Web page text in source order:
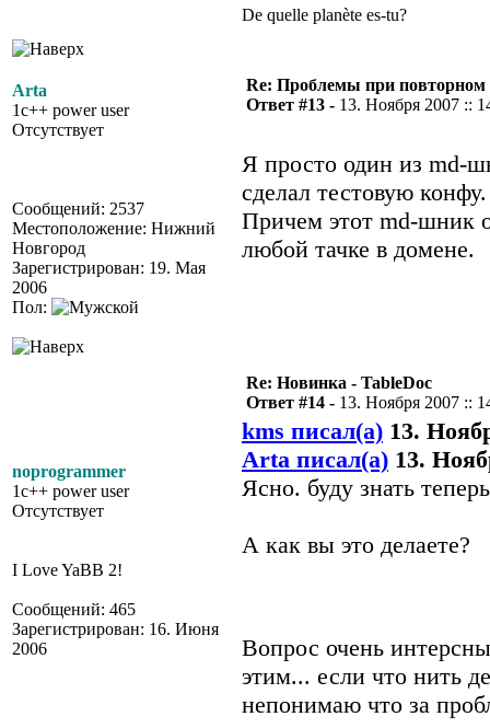
De quelle planète es-tu?
Arta
1c++ power user
Отсутствует
Сообщений: 2537
Местоположение: Нижний
Новгород
Зарегистрирован: 19. Мая
2006
Пол:
Re: Проблемы при повторном
Ответ #13 - 13. Ноября 2007 ::
Я просто один из md-
сделал тестовую конфу.
Причем этот md-шник
любой тачке в домене.
noprogrammer
1c++ power user
Отсутствует
I Love YaBB 2!
Сообщений: 465
Зарегистрирован: 16. Июня
2006
Re: Новинка - TableDoc
Ответ #14 - 13. Ноября 2007 ::
kms писал(а) 13.
Arta писал(а) 13.
Ясно. буду знать теперь
А как вы это делаете?
Вопрос очень
этим... если что нить
непонимаю что за